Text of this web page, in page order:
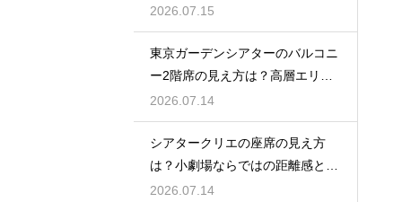
場の特徴も徹底紹介
2026.07.15
東京ガーデンシアターのバルコニ
ー2階席の見え方は？高層エリア
からの視界と音響をチェック
2026.07.14
シアタークリエの座席の見え方
は？小劇場ならではの距離感と見
やすさを解説
2026.07.14